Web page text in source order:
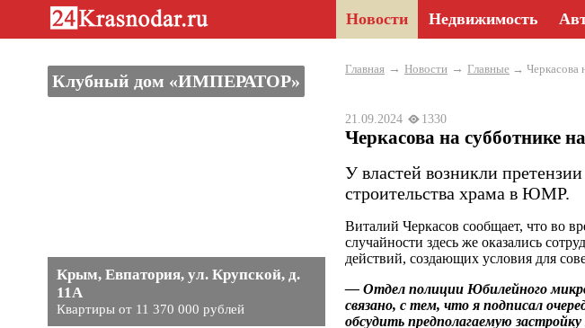
Новости Недвижимость
Клубный дом «ИМПЕРАТОР»
Крым, Евпатория, ул. Крупской, д.
11А
Квартиры от 11 370 000 рублей
Главная → Новости → Главные → Черкасова
21.09.2024 1330
Черкасова на субботнике
У властей возникли
строительства храма в ЮМР.
Виталий Черкасов сообщает, что во
случайности здесь же оказались
действий, создающих условия для
— Отдел полиции Юбилейного
связано, с тем, что я подписал
обсудить предполагаемую